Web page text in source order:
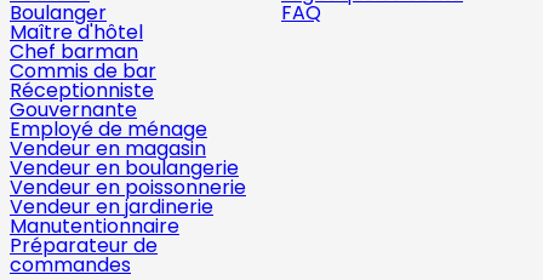
Boulanger
Maître d'hôtel
Chef barman
Commis de bar
Réceptionniste
Gouvernante
Employé de ménage
Vendeur en magasin
Vendeur en boulangerie
Vendeur en poissonnerie
Vendeur en jardinerie
Manutentionnaire
Préparateur de
commandes
FAQ